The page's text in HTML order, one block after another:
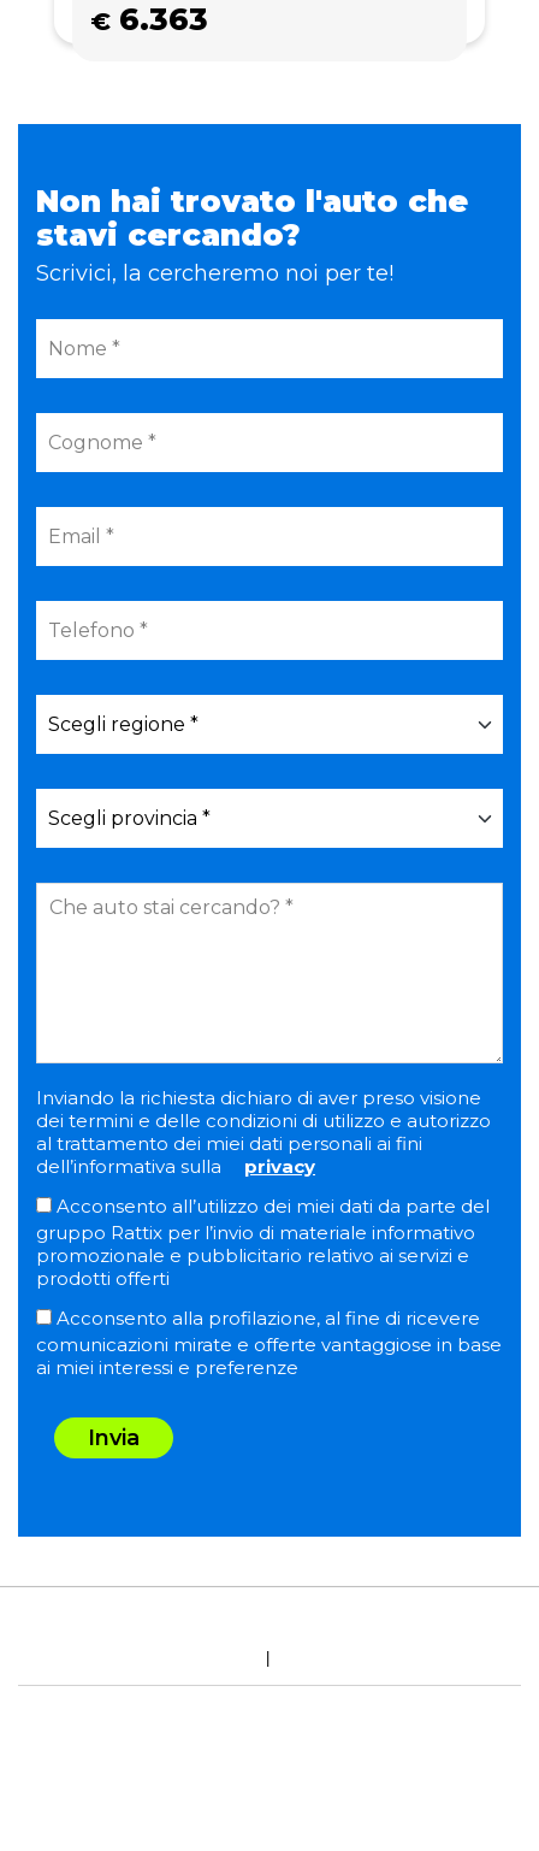
€ 6.363
Non hai trovato l'auto che
stavi cercando?
Scrivici, la cercheremo noi per te!
Inviando la richiesta dichiaro di aver preso visione
dei termini e delle condizioni di utilizzo e autorizzo
al trattamento dei miei dati personali ai fini
dell’informativa sulla
privacy
Acconsento all’utilizzo dei miei dati da parte del
gruppo Rattix per l’invio di materiale informativo
promozionale e pubblicitario relativo ai servizi e
prodotti offerti
Acconsento alla profilazione, al fine di ricevere
comunicazioni mirate e offerte vantaggiose in base
ai miei interessi e preferenze
Invia